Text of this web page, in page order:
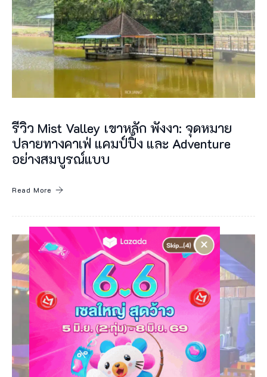
ปิ
ด
โ
ล่
ตั้
ง
อ
ยู่
เ
ข
า
ห
ลั
ห
รีวิว Mist Valley เขาหลัก พังงา: จุดหมาย
ปลายทางคาเฟ่ แคมป์ปิ้ง และ Adventure
อย่างสมบูรณ์แบบ
Read More
×